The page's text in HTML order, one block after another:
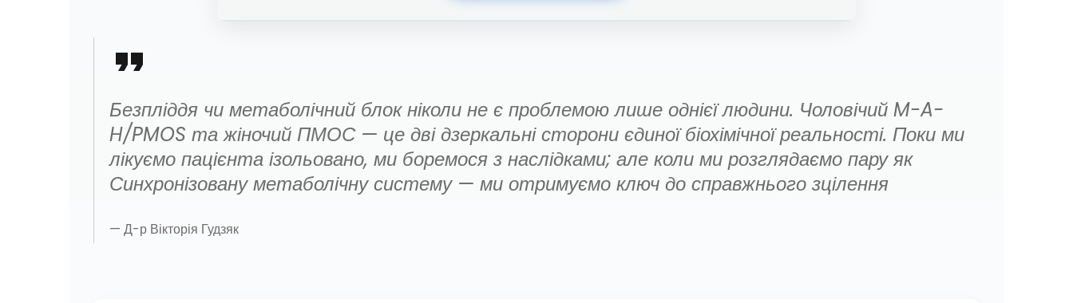
Безпліддя чи метаболічний блок ніколи не є проблемою лише однієї людини. Чоловічий M-A-
H/PMOS та жіночий ПМОС — це дві дзеркальні сторони єдиної біохімічної реальності. Поки ми
лікуємо пацієнта ізольовано, ми боремося з наслідками; але коли ми розглядаємо пару як
Синхронізовану метаболічну систему — ми отримуємо ключ до справжнього зцілення
— Д-р Вікторія Гудзяк